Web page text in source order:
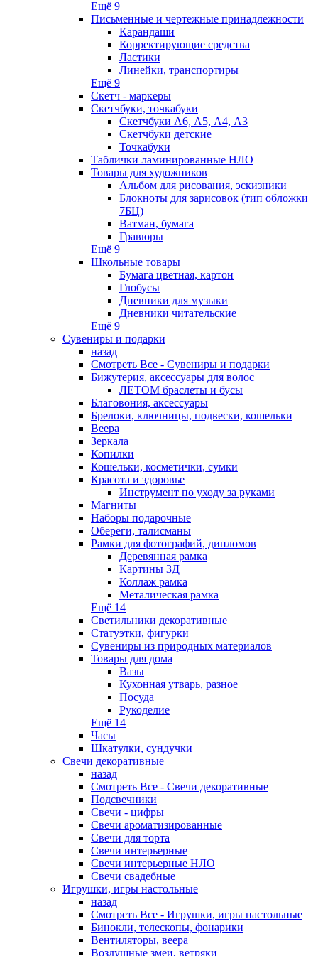
Ещё 9
Письменные и чертежные принадлежности
Карандаши
Корректирующие средства
Ластики
Линейки, транспортиры
Ещё 9
Скетч - маркеры
Скетчбуки, точкабуки
Скетчбуки А6, А5, А4, А3
Скетчбуки детские
Точкабуки
Таблички ламинированные НЛО
Товары для художников
Альбом для рисования, эскизники
Блокноты для зарисовок (тип обложки
7БЦ)
Ватман, бумага
Гравюры
Ещё 9
Школьные товары
Бумага цветная, картон
Глобусы
Дневники для музыки
Дневники читательские
Ещё 9
Сувениры и подарки
назад
Смотреть Все - Сувениры и подарки
Бижутерия, аксессуары для волос
ЛЕТОМ браслеты и бусы
Благовония, аксессуары
Брелоки, ключницы, подвески, кошельки
Веера
Зеркала
Копилки
Кошельки, косметички, сумки
Красота и здоровье
Инструмент по уходу за руками
Магниты
Наборы подарочные
Обереги, талисманы
Рамки для фотографий, дипломов
Деревянная рамка
Картины 3Д
Коллаж рамка
Металическая рамка
Ещё 14
Светильники декоративные
Статуэтки, фигурки
Сувениры из природных материалов
Товары для дома
Вазы
Кухонная утварь, разное
Посуда
Рукоделие
Ещё 14
Часы
Шкатулки, сундучки
Свечи декоративные
назад
Смотреть Все - Свечи декоративные
Подсвечники
Свечи - цифры
Свечи ароматизированные
Свечи для торта
Свечи интерьерные
Свечи интерьерные НЛО
Свечи свадебные
Игрушки, игры настольные
назад
Смотреть Все - Игрушки, игры настольные
Бинокли, телескопы, фонарики
Вентиляторы, веера
Воздушные змеи, ветряки